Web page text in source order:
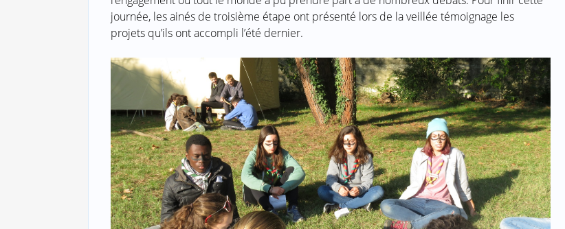
journée, les ainés de troisième étape ont présenté lors de la veillée témoignage les
projets qu’ils ont accompli l’été dernier.